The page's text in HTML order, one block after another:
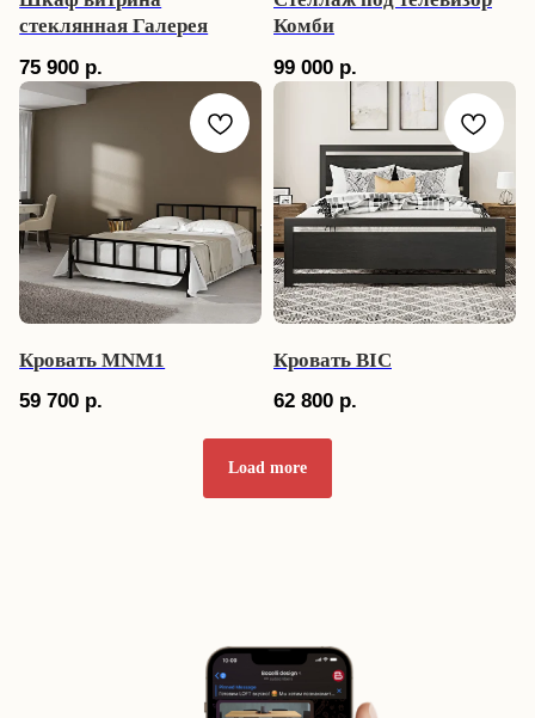
стеклянная Галерея
75 900 р.
Комби
99 000 р.
Кровать MNM1
59 700 р.
Кровать BIC
62 800 р.
Load more
Подписывайтесь на
наши каналы,в удобных
для вас мессенджерах
Вдохновляйтесь лофт дизайном и открывайте
мир уникальной мебели, которая преобразит
ваш интерьер. Подписывайтесь прямо сейчас,
чтобы не пропустить лучшие идеи и
предложения для вашего интерьера!
P.S
Ищите промокод на скидку